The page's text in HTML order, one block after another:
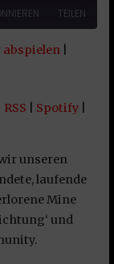
TEILEN
abspielen|
RSS Spotify|
unseren
laufende
Mine
und